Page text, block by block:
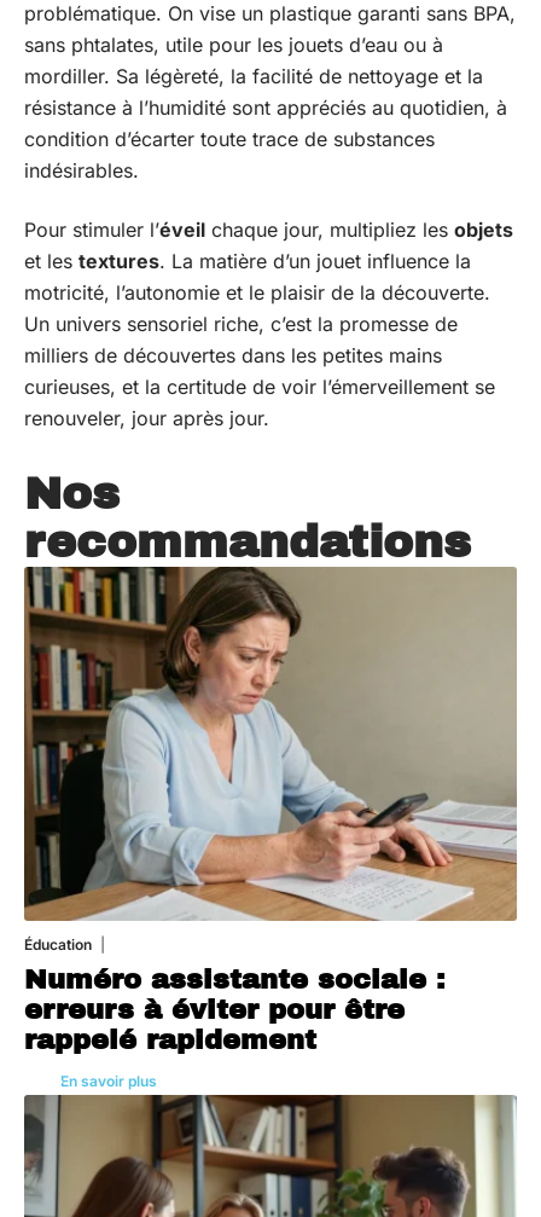
problématique. On vise un plastique garanti sans BPA,
sans phtalates, utile pour les jouets d’eau ou à
mordiller. Sa légèreté, la facilité de nettoyage et la
résistance à l’humidité sont appréciés au quotidien, à
condition d’écarter toute trace de substances
indésirables.
Pour stimuler l’éveil chaque jour, multipliez les objets
et les textures. La matière d’un jouet influence la
motricité, l’autonomie et le plaisir de la découverte.
Un univers sensoriel riche, c’est la promesse de
milliers de découvertes dans les petites mains
curieuses, et la certitude de voir l’émerveillement se
renouveler, jour après jour.
Nos
recommandations
Éducation
Numéro assistante sociale :
erreurs à éviter pour être
rappelé rapidement
En savoir plus